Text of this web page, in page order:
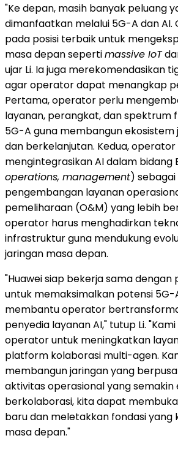
"Ke depan, masih banyak peluang
dimanfaatkan melalui 5G-A dan
pada posisi terbaik untuk
masa depan sepertimassive IoT
ujar Li. Ia juga merekomendasikan
agar operator dapat menangkap
Pertama, operator perlu
layanan, perangkat, dan spektrum
5G-A guna membangun ekosistem
dan berkelanjutan. Kedua,
mengintegrasikan AI dalam bidang
operations, management)
pengembangan layanan
pemeliharaan (O&M) yang lebih
operator harus menghadirkan
infrastruktur guna mendukung
jaringan masa depan.
"Huawei siap bekerja sama
untuk memaksimalkan potensi 5G-
membantu operator
penyedia layanan AI," tutup Li.
operator untuk meningkatkan
platform kolaborasi multi-agen.
membangun jaringan yang
aktivitas operasional yang semakin
berkolaborasi, kita dapat
baru dan meletakkan fondasi yang
masa depan."